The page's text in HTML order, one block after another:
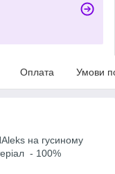
Оплата Умови
на гусиному
- 100%